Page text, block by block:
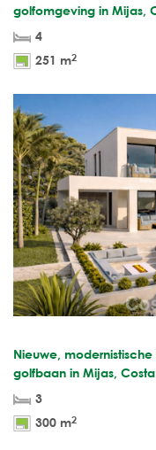
golfomgeving in Mijas,
4
251 m2
Nieuwe,
golfbaan in Mijas,
3
300 m2